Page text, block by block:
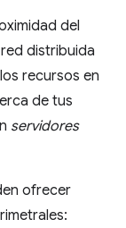
del
distribuida
recursos en
de tus
servidores
ofrecer